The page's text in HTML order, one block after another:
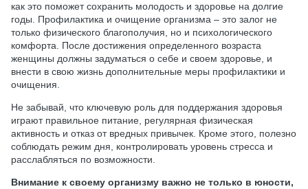
как это поможет сохранить молодость и здоровье на долгие
годы. Профилактика и очищение организма – это залог не
только физического благополучия, но и психологического
комфорта. После достижения определенного возраста
женщины должны задуматься о себе и своем здоровье, и
внести в свою жизнь дополнительные меры профилактики и
очищения.
Не забывай, что ключевую роль для поддержания здоровья
играют правильное питание, регулярная физическая
активность и отказ от вредных привычек. Кроме этого, полезно
соблюдать режим дня, контролировать уровень стресса и
расслабляться по возможности.
Внимание к своему организму важно не только в юности,